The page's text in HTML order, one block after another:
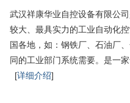
武汉祥康华业自控设备有限公
较大、最具实力的工业自动化
国各地，如：钢铁厂、石油厂
同的工业部门系统需要。是一
[详细介绍]